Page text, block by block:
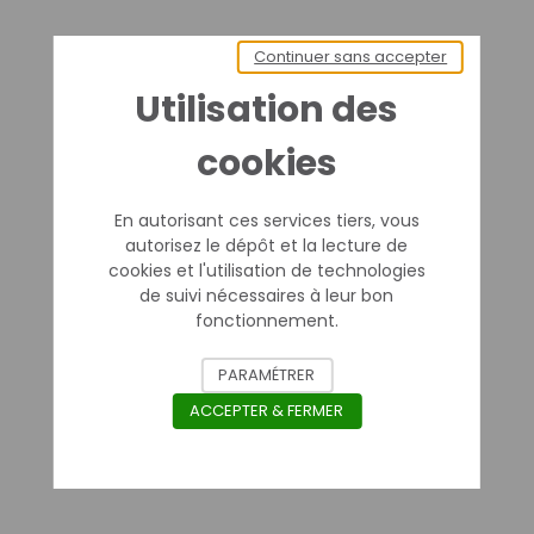
Utilisation des
cookies
En autorisant ces services tiers, vous
autorisez le dépôt et la lecture de
cookies et l'utilisation de technologies
de suivi nécessaires à leur bon
fonctionnement.
Continuer sans accepter
PARAMÉTRER
ACCEPTER & FERMER